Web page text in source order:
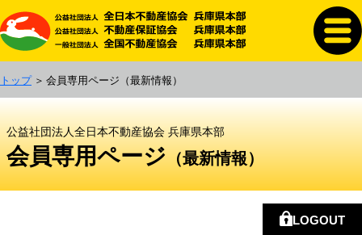
トップ 会員専用ページ （最新情報）
公益社団法人全日本不動産協会 兵庫県本部
会員専用ページ （最新情報）
LOGOUT